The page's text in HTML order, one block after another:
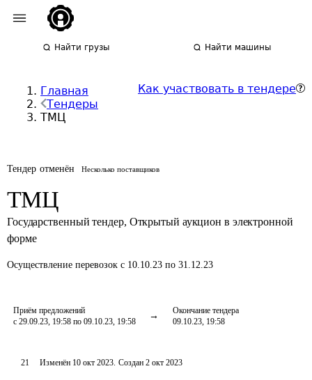
Найти грузы Найти машины
Главная
Тендеры
ТМЦ
Как участвовать в тендере
Тендер отменён Несколько поставщиков
ТМЦ
Государственный тендер, Открытый аукцион в электронной
форме
Осуществление перевозок с 10.10.23 по 31.12.23
Приём предложений
с 29.09.23, 19:58 по 09.10.23, 19:58
Окончание тендера
09.10.23, 19:58
21 Изменён 10 окт 2023. Создан 2 окт 2023